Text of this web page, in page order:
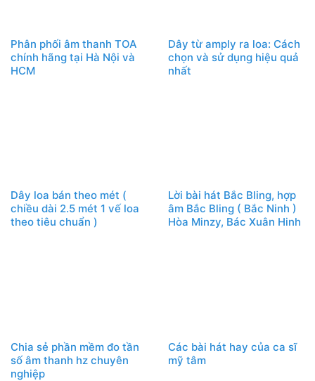
Phân phối âm thanh TOA
chính hãng tại Hà Nội và
HCM
Dây từ amply ra loa: Cách
chọn và sử dụng hiệu quả
nhất
Dây loa bán theo mét (
chiều dài 2.5 mét 1 vế loa
theo tiêu chuẩn )
Lời bài hát Bắc Bling, hợp
âm Bắc Bling ( Bắc Ninh )
Hòa Minzy, Bác Xuân Hinh
Chia sẻ phần mềm đo tần
số âm thanh hz chuyên
nghiệp
Các bài hát hay của ca sĩ
mỹ tâm